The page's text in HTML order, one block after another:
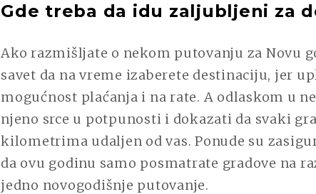
Gde treba da idu zaljubljeni za
Ako razmišljate o nekom putovanju za Novu
savet da na vreme izaberete destinaciju, jer
mogućnost plaćanja i na rate. A odlaskom u
njeno srce u potpunosti i dokazati da svaki
kilometrima udaljen od vas. Ponude su
da ovu godinu samo posmatrate gradove na
jedno novogodišnje putovanje.